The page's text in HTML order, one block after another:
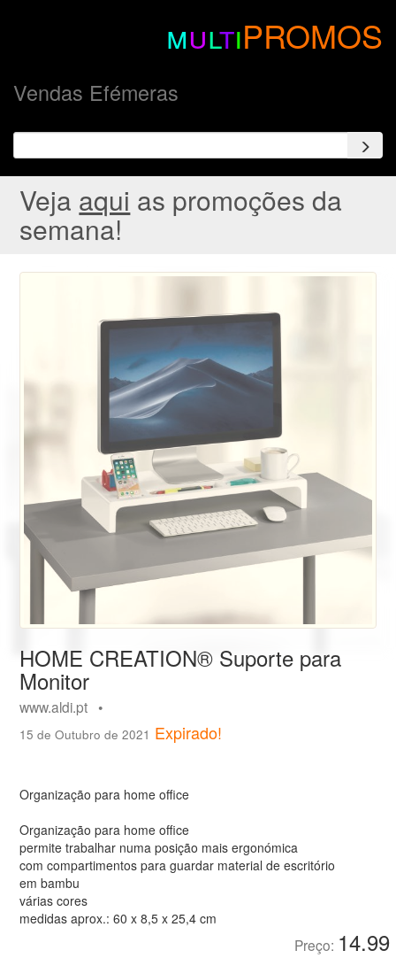
multiPROMOS
Vendas Efémeras
Veja aqui as promoções da
semana!
HOME CREATION® Suporte para
Monitor
www.aldi.pt •
15 de Outubro de 2021 Expirado!
Organização para home office
Organização para home office
permite trabalhar numa posição mais ergonómica
com compartimentos para guardar material de escritório
em bambu
várias cores
medidas aprox.: 60 x 8,5 x 25,4 cm
Preço: 14.99